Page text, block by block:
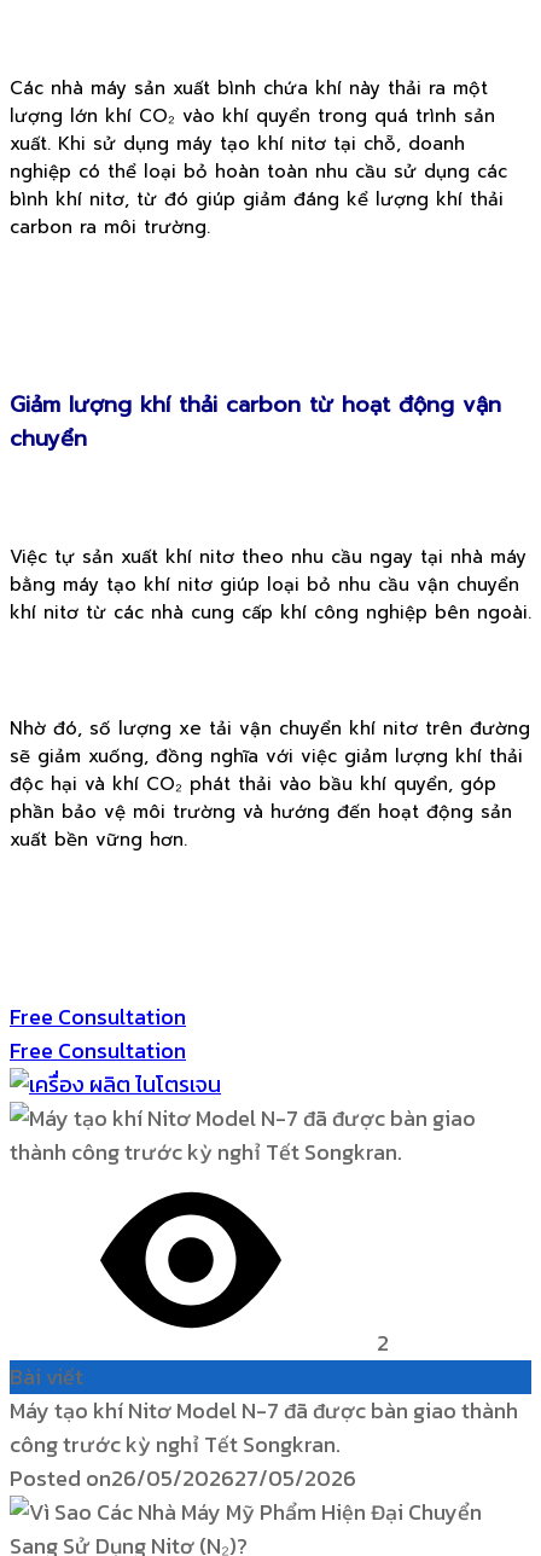
Các nhà máy sản xuất bình chứa khí này thải ra một
lượng lớn khí CO₂ vào khí quyển trong quá trình sản
xuất. Khi sử dụng máy tạo khí nitơ tại chỗ, doanh
nghiệp có thể loại bỏ hoàn toàn nhu cầu sử dụng các
bình khí nitơ, từ đó giúp giảm đáng kể lượng khí thải
carbon ra môi trường.
Giảm lượng khí thải carbon từ hoạt động vận
chuyển
Việc tự sản xuất khí nitơ theo nhu cầu ngay tại nhà máy
bằng máy tạo khí nitơ giúp loại bỏ nhu cầu vận chuyển
khí nitơ từ các nhà cung cấp khí công nghiệp bên ngoài.
Nhờ đó, số lượng xe tải vận chuyển khí nitơ trên đường
sẽ giảm xuống, đồng nghĩa với việc giảm lượng khí thải
độc hại và khí CO₂ phát thải vào bầu khí quyển, góp
phần bảo vệ môi trường và hướng đến hoạt động sản
xuất bền vững hơn.
Free Consultation
Free Consultation
2
Bài viết
Máy tạo khí Nitơ Model N-7 đã được bàn giao thành
công trước kỳ nghỉ Tết Songkran.
Posted on26/05/202627/05/2026